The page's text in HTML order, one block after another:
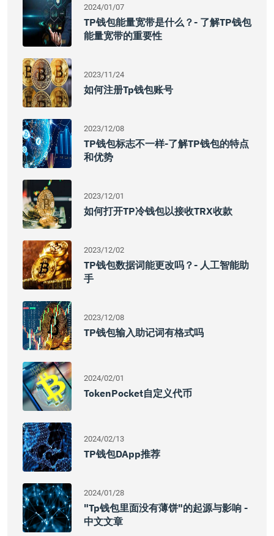
2024/01/07
TP钱包能量宽带是什么？- 了解TP钱包
能量宽带的重要性
2023/11/24
如何注册tp钱包账号
2023/12/08
TP钱包标志不一样-了解TP钱包的特点
和优势
2023/12/01
如何打开TP冷钱包以接收TRX收款
2023/12/02
TP钱包数据词能更改吗？- 人工智能助
手
2023/12/08
TP钱包输入助记词有格式吗
2024/02/01
TokenPocket自定义代币
2024/02/13
TP钱包DApp推荐
2024/01/28
"tp钱包里面没有薄饼"的起源与影响 -
中文文章